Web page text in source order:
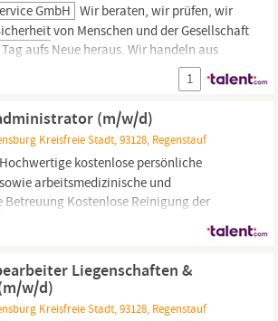
GmbH Wir beraten, wir prüfen, wir
von Menschen und der Gesellschaft
aufs Neue heraus. Wir handeln aus
schon heute die Welt von morgen –
die Zukunft in die Hand. Wir sind TÜV
Sicherheit,
1
(m/w/d)
Kreisfreie Stadt, 93128, Regenstauf
Hochwertige kostenlose persönliche
sowie arbeitsmedizinische und
Betreuung Kostenlose Reinigung der
Kran- und/oder Staplerschein
Snacks (Obst, Süßes, Eis, etc.)
Liegenschaften &
w/d)
Kreisfreie Stadt, 93128, Regenstauf